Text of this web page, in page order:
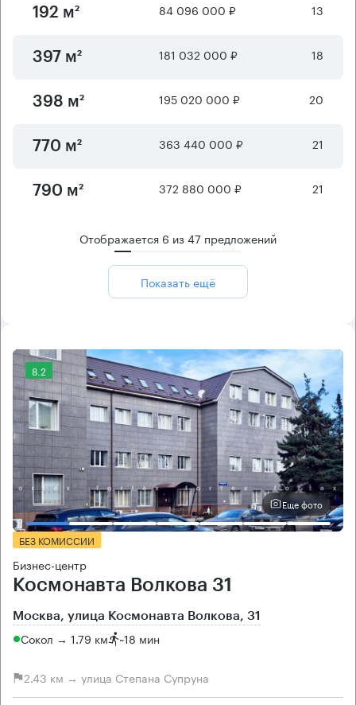
192 м² 84 096 000 ₽ 13
397 м² 181 032 000 ₽ 18
398 м² 195 020 000 ₽ 20
770 м² 363 440 000 ₽ 21
790 м² 372 880 000 ₽ 21
Отображается 6 из47 предложений
Показать ещё
8.2
Еще фото
БЕЗ КОМИССИИ
Бизнес-центр
Космонавта Волкова 31
Москва, улица Космонавта Волкова, 31
Сокол → 1.79 км ~18 мин
2.43 км → улица Степана Супруна